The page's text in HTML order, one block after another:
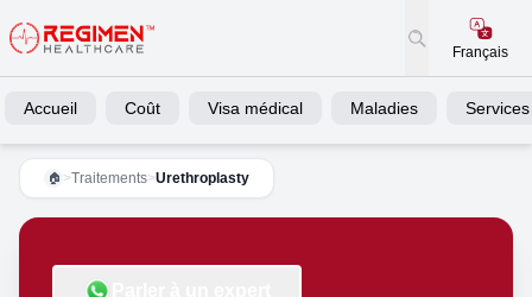
Français
Accueil Coût Visa médical Maladies Services
🏠 >Traitements>Urethroplasty